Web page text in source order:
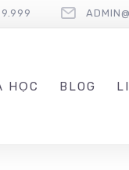
HỌC BLOG